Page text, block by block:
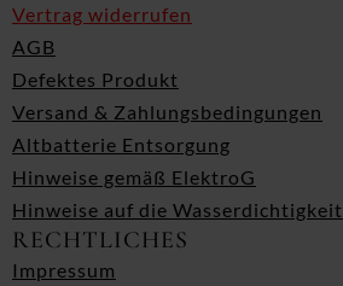
Vertrag widerrufen
AGB
Defektes Produkt
Versand & Zahlungsbedingungen
Altbatterie Entsorgung
Hinweise gemäß ElektroG
Hinweise auf die Wasserdichtigkeit
RECHTLICHES
Impressum